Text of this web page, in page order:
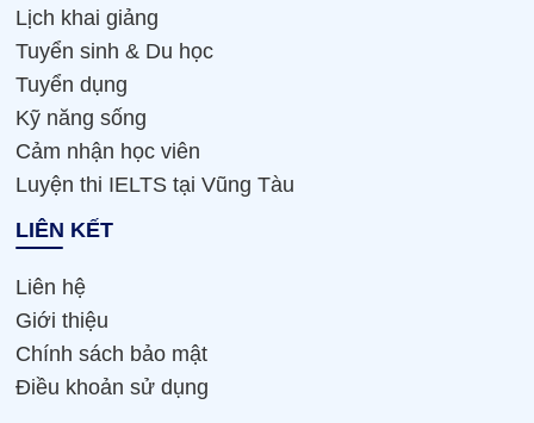
Lịch khai giảng
Tuyển sinh & Du học
Tuyển dụng
Kỹ năng sống
Cảm nhận học viên
Luyện thi IELTS tại Vũng Tàu
LIÊN KẾT
Liên hệ
Giới thiệu
Chính sách bảo mật
Điều khoản sử dụng